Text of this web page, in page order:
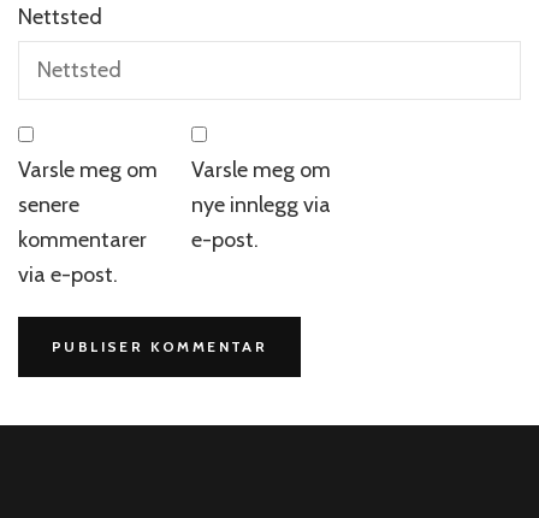
Nettsted
Varsle meg om
senere
kommentarer
via e-post.
Varsle meg om
nye innlegg via
e-post.